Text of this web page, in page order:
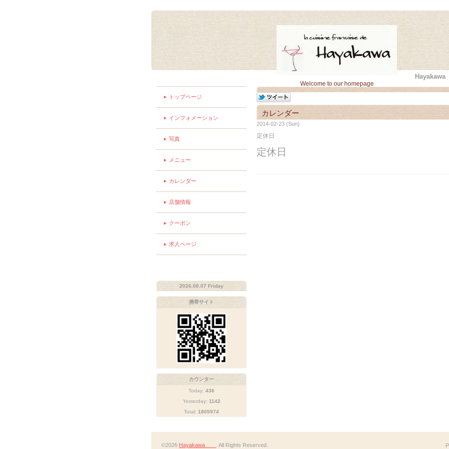
Welcome to our homepage
カレンダー
2014-02-23 (Sun)
定休日
定休日
トップページ
インフォメーション
写真
メニュー
カレンダー
店舗情報
クーポン
求人ページ
2026.08.07 Friday
携帯サイト
カウンター
Today: 436
Yesterday: 1142
Total: 1805974
©2026 Hayakawa . All Rights Reserved.